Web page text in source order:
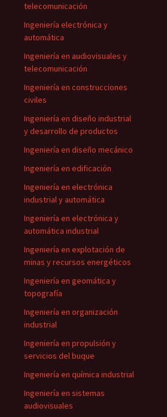
telecomunicación
Ingeniería electrónica y
automática
Ingeniería en audiovisuales y
telecomunicación
Ingeniería en construcciones
civiles
Ingeniería en diseño industrial
y desarrollo de productos
Ingeniería en diseño mecánico
Ingeniería en edificación
Ingeniería en electrónica
industrial y automática
Ingeniería en electrónica y
automática industrial
Ingeniería en explotación de
minas y recursos energéticos
Ingeniería en geomática y
topografía
Ingeniería en organización
industrial
Ingeniería en propulsión y
servicios del buque
Ingeniería en química industrial
Ingeniería en sistemas
audiovisuales